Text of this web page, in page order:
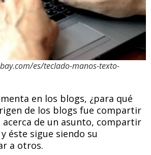
es/teclado-manos-texto-
en los blogs, ¿para qué
de los blogs fue compartir
acerca de un asunto, compartir
éste sigue siendo su
a otros.